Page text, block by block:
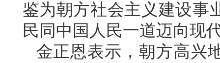
鉴为朝方社会主义建设事
民同中国人民一道迈向现
金正恩表示，朝方高兴